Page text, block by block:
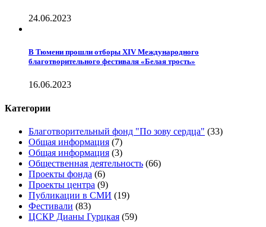
24.06.2023
В Тюмени прошли отборы XIV Международного
благотворительного фестиваля «Белая трость»
16.06.2023
Категории
Благотворительный фонд "По зову сердца" (33)
Общая информация (7)
Общая информация (3)
Общественная деятельность (66)
Проекты фонда (6)
Проекты центра (9)
Публикации в СМИ (19)
Фестивали (83)
ЦСКР Дианы Гурцкая (59)